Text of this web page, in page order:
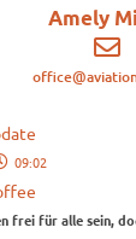
Amely
09:02
frei für alle sein,